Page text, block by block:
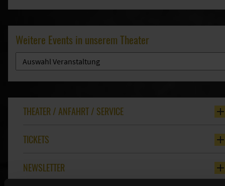
Weitere Events in unserem Theater
THEATER / ANFAHRT / SERVICE
TICKETS
NEWSLETTER